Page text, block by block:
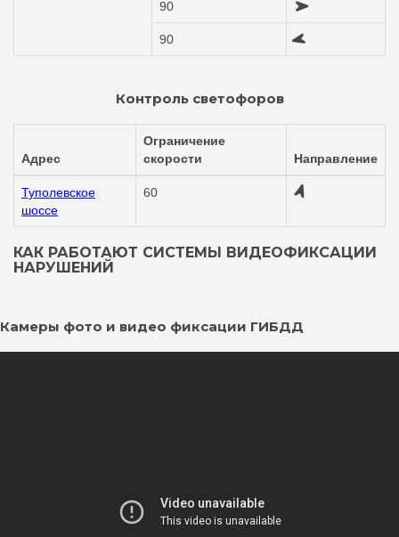
90
90
Контроль светофоров
Адрес
Ограничение
скорости
Направление
Туполевское
шоссе
60
КАК РАБОТАЮТ СИСТЕМЫ ВИДЕОФИКСАЦИИ
НАРУШЕНИЙ
Камеры фото и видео фиксации ГИБДД